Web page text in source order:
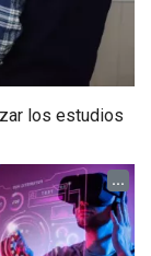
los estudios
...